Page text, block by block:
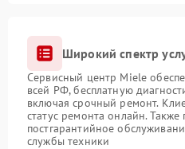
Широкий спектр
Сервисный центр Miele
всей РФ, бесплатную
включая срочный ремонт.
статус ремонта онлайн. Также
постгарантийное
службы техники